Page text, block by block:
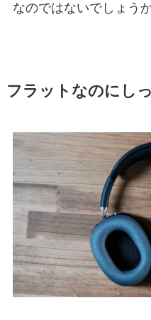
なのではないでしょう
フラットなのにし